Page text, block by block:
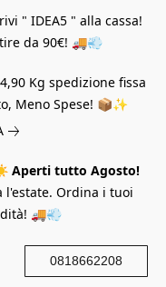
" IDEA5 " alla cassa!
da 90€! 🚚💨
Kg spedizione fissa
Meno Spese! 📦✨
Aperti tutto Agosto!
l'estate. Ordina i tuoi
🚚💨
0818662208